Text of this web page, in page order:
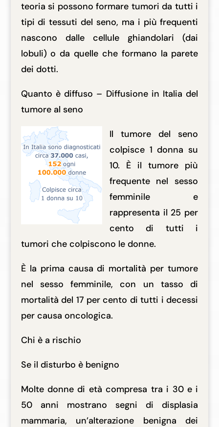
teoria si possono formare tumori da tutti i
tipi di tessuti del seno, ma i più frequenti
nascono dalle cellule ghiandolari (dai
lobuli) o da quelle che formano la parete
dei dotti.
Quanto è diffuso – Diffusione in Italia del
tumore al seno
Il tumore del seno
colpisce 1 donna su
10. È il tumore più
frequente nel sesso
femminile e
rappresenta il 25 per
cento di tutti i
tumori che colpiscono le donne.
È la prima causa di mortalità per tumore
nel sesso femminile, con un tasso di
mortalità del 17 per cento di tutti i decessi
per causa oncologica.
Chi è a rischio
Se il disturbo è benigno
Molte donne di età compresa tra i 30 e i
50 anni mostrano segni di displasia
mammaria, un’alterazione benigna dei